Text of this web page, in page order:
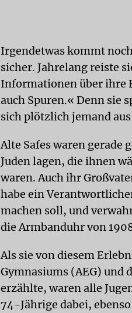
Irgendetwas kommt
sicher. Jahrelang reiste
Informationen über ihre
auch Spuren.« Denn sie
sich plötzlich jemand
Alte Safes waren gerade
Juden lagen, die ihnen
waren. Auch ihr
habe ein
machen soll, und
die Armbanduhr von
Als sie von diesem
Gymnasiums (AEG)
erzählte, waren alle
74-Jährige dabei,